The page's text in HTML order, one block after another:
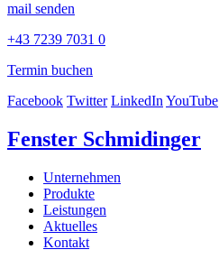
mail senden
+43 7239 7031 0
Termin buchen
Facebook Twitter LinkedInYouTube
Fenster Schmidinger
Unternehmen
Produkte
Leistungen
Aktuelles
Kontakt